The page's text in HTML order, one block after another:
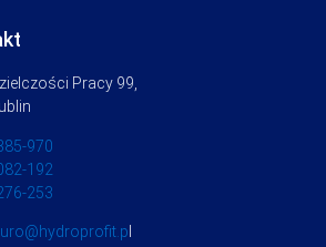
Pracy 99,
970
192
253